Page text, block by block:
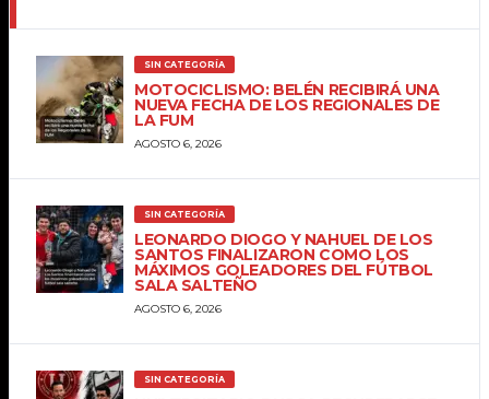
SIN CATEGORÍA
MOTOCICLISMO: BELÉN RECIBIRÁ UNA
NUEVA FECHA DE LOS REGIONALES DE
LA FUM
AGOSTO 6, 2026
SIN CATEGORÍA
LEONARDO DIOGO Y NAHUEL DE LOS
SANTOS FINALIZARON COMO LOS
MÁXIMOS GOLEADORES DEL FÚTBOL
SALA SALTEÑO
AGOSTO 6, 2026
SIN CATEGORÍA